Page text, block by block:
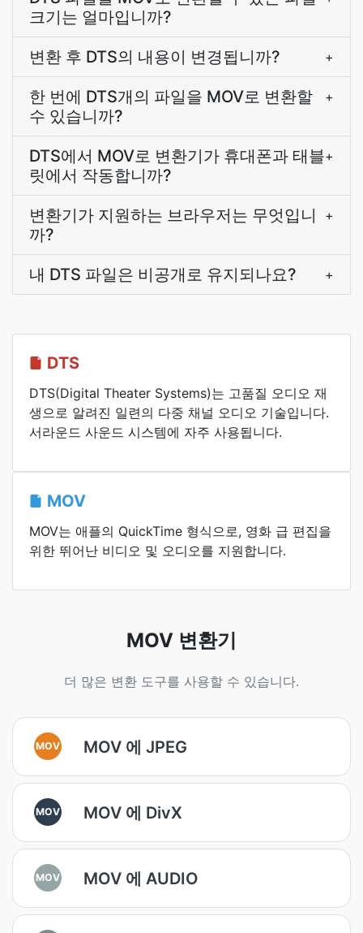
크기는 얼마입니까?
변환 후 DTS의 내용이 변경됩니까? +
한 번에 DTS개의 파일을 MOV로 변환할
수 있습니까?
+
DTS에서 MOV로 변환기가 휴대폰과 태블
릿에서 작동합니까?
+
변환기가 지원하는 브라우저는 무엇입니
까?
+
내 DTS 파일은 비공개로 유지되나요? +
DTS
DTS(Digital Theater Systems)는 고품질 오디오 재
생으로 알려진 일련의 다중 채널 오디오 기술입니다.
서라운드 사운드 시스템에 자주 사용됩니다.
MOV
MOV는 애플의 QuickTime 형식으로, 영화 급 편집을
위한 뛰어난 비디오 및 오디오를 지원합니다.
MOV 변환기
더 많은 변환 도구를 사용할 수 있습니다.
MOV MOV 에 JPEG
MOV MOV 에 DivX
MOV MOV 에 AUDIO